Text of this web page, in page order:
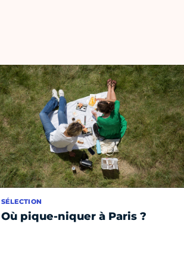
SÉLECTION
Où pique-niquer à Paris ?